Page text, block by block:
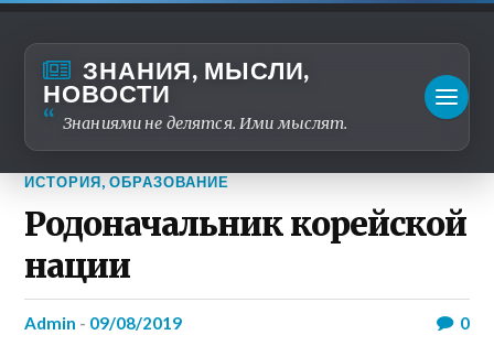
ЗНАНИЯ, МЫСЛИ,
НОВОСТИ
Знаниями не делятся. Ими мыслят.
ИСТОРИЯ,ОБРАЗОВАНИЕ
Родоначальник корейской
нации
admin - 09/08/2019 0